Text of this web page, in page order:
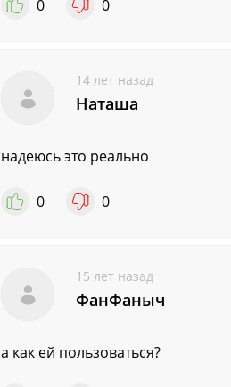
0 0
14 лет назад
Наташа
надеюсь это реально
0 0
15 лет назад
ФанФаныч
а как ей пользоваться?